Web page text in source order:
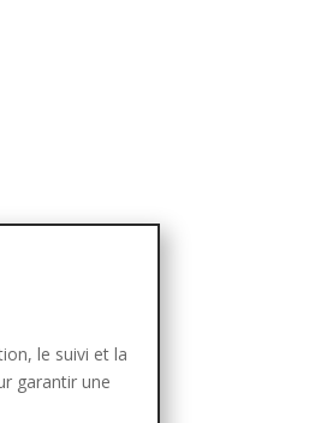
le suivi et la
garantir une